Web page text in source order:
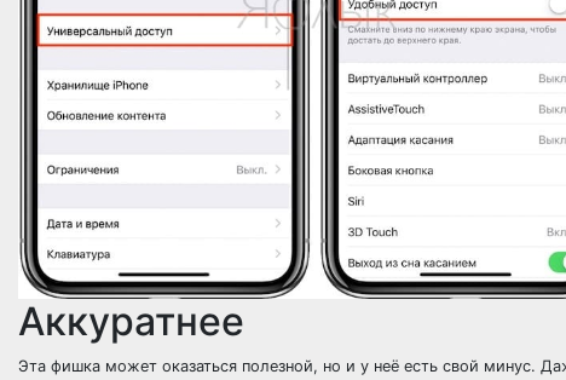
Аккуратнее
Эта фишка может оказаться полезной, но и у неё есть свой минус.